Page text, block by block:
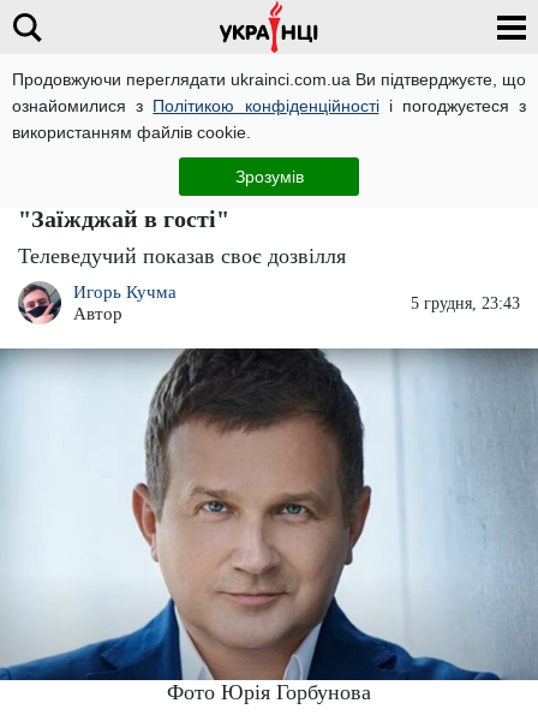
Продовжуючи переглядати ukrainci.com.ua Ви підтверджуєте, що
ознайомилися з Політикою конфіденційностіі погоджуєтеся з
використанням файлів cookie.
Зрозумів
Юрій Горбунов втік від Каті Осадчої і
показався із задоволеним обличчям:
"Заїжджай в гості"
Телеведучий показав своє дозвілля
Игорь Кучма
Автор
5 грудня, 23:43
Фото Юрія Горбунова